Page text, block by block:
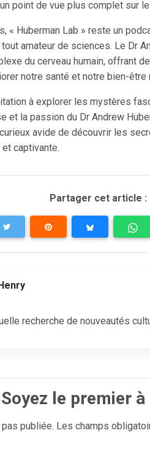
point de vue plus complet sur
« Huberman Lab » reste un
amateur de sciences. Le Dr
du cerveau humain, offrant
notre santé et notre bien-être
à explorer les mystères
et la passion du Dr Andrew
avide de découvrir les
captivante.
Partager cet article :
recherche de nouveautés
Soyez le premier
publiée. Les champs